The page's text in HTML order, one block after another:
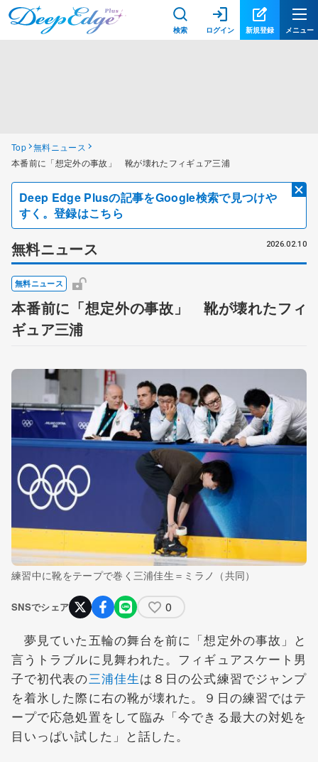
検索 ログイン 新規登録 メニュー
Top 無料ニュース
本番前に「想定外の事故」 靴が壊れたフィギュア三浦
Deep Edge Plusの記事をGoogle検索で見つけや
すく。登録はこちら
無料ニュース 2026.02.10
無料ニュース
本番前に「想定外の事故」 靴が壊れたフィ
ギュア三浦
練習中に靴をテープで巻く三浦佳生＝ミラノ（共同）
SNSでシェア 0
夢見ていた五輪の舞台を前に「想定外の事故」と
言うトラブルに見舞われた。フィギュアスケート男
子で初代表の三浦佳生は８日の公式練習でジャンプ
を着氷した際に右の靴が壊れた。９日の練習ではテ
ープで応急処置をして臨み「今できる最大の対処を
目いっぱい試した」と話した。